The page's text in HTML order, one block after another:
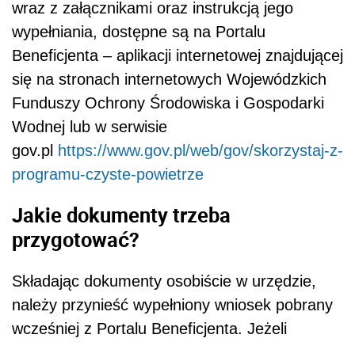
wraz z załącznikami oraz instrukcją jego
wypełniania, dostępne są na Portalu
Beneficjenta ‒ aplikacji internetowej znajdującej
się na stronach internetowych Wojewódzkich
Funduszy Ochrony Środowiska i Gospodarki
Wodnej lub w serwisie
gov.pl https://www.gov.pl/web/gov/skorzystaj-z-
programu-czyste-powietrze
Jakie dokumenty trzeba
przygotować?
Składając dokumenty osobiście w urzędzie,
należy przynieść wypełniony wniosek pobrany
wcześniej z Portalu Beneficjenta. Jeżeli